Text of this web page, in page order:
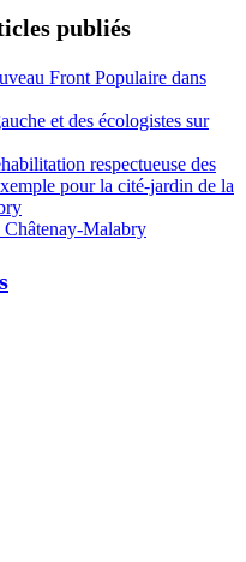
publiés
Front Populaire dans
et des écologistes sur
respectueuse des
pour la cité-jardin de la
Malabry